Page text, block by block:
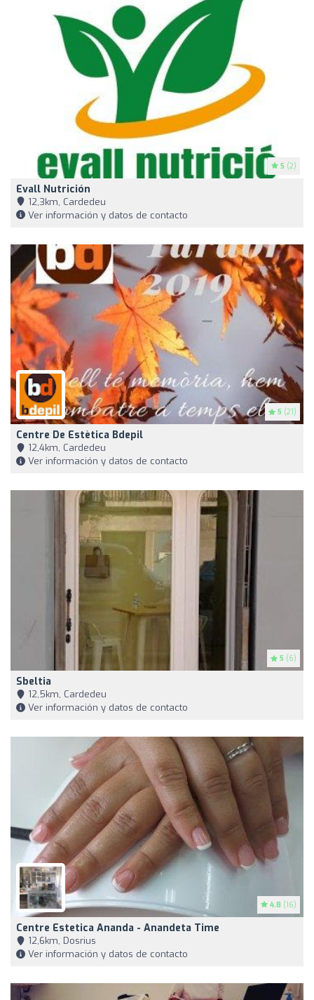
5 (2)
Evall Nutrición
12,3km, Cardedeu
Ver información y datos de contacto
5 (21)
Centre De Estètica Bdepil
12,4km, Cardedeu
Ver información y datos de contacto
5 (6)
Sbeltia
12,5km, Cardedeu
Ver información y datos de contacto
4.8 (16)
Centre Estetica Ananda - Anandeta Time
12,6km, Dosrius
Ver información y datos de contacto